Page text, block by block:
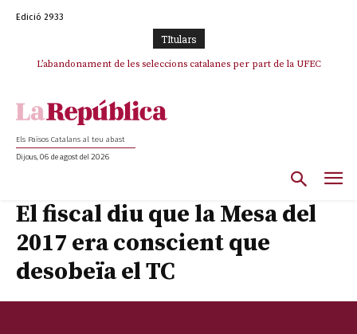
Edició 2933
TItulars
L’abandonament de les seleccions catalanes per part de la UFEC
Els Països Catalans al teu abast
Dijous, 06 de agost del 2026
El fiscal diu que la Mesa del
2017 era conscient que
desobeïa el TC